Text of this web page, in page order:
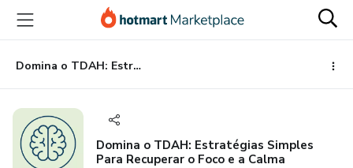
para
conteúdo
principal
para
pagamento
para
rodapé
Domina o TDAH: Estratégias Simples Para Recuperar o Foco e a Calma
Domina o TDAH: Estratégias Simples
Para Recuperar o Foco e a Calma